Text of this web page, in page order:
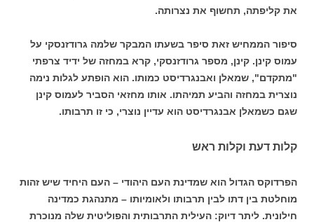
את קליפתה, תחשוף את נצרותה.
סיפור הממחיש זאת סיפר בשעתו המבקר שלמה גרודזנסקי על
עמוס קינן. קינן, מספר גרודזנסקי, קרא במחזה של ידיד צרפתי
"מתקדם", שמאלן ואבנגרדיסט כמותו. הוא הופתע לגלות נימה
נוצרית במחזה והביע תמיהתו. אותו מחזאי הסביר לעמוס קינן
שגם כשמאלן אבנגרדיסט הוא עדיין נוצרי, כי זו תרבותו.
קלות דעת וקלות ראש
הפרדוקס הגדול הוא שמדינת העם היהודי – העם היחיד שיש זהות
מוחלטת בין דתו לבין תרבותו ולאומיותו – מתנהגת כמדינה
חילונית. ליתר דיוק: העילית התרבותית והפוליטית שלה מנוכרת